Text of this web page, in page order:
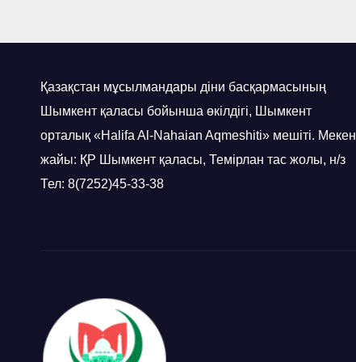
Қазақстан мұсылмандары діни басқармасының
Шымкент қаласы бойынша өкілдігі, Шымкент
орталық «Halifa Al-Nahaian Aqmeshiti» мешіті. Мекен
жайы: ҚР Шымкент қаласы, Темірлан тас жолы, н/з
Тел: 8(7252)45-33-38